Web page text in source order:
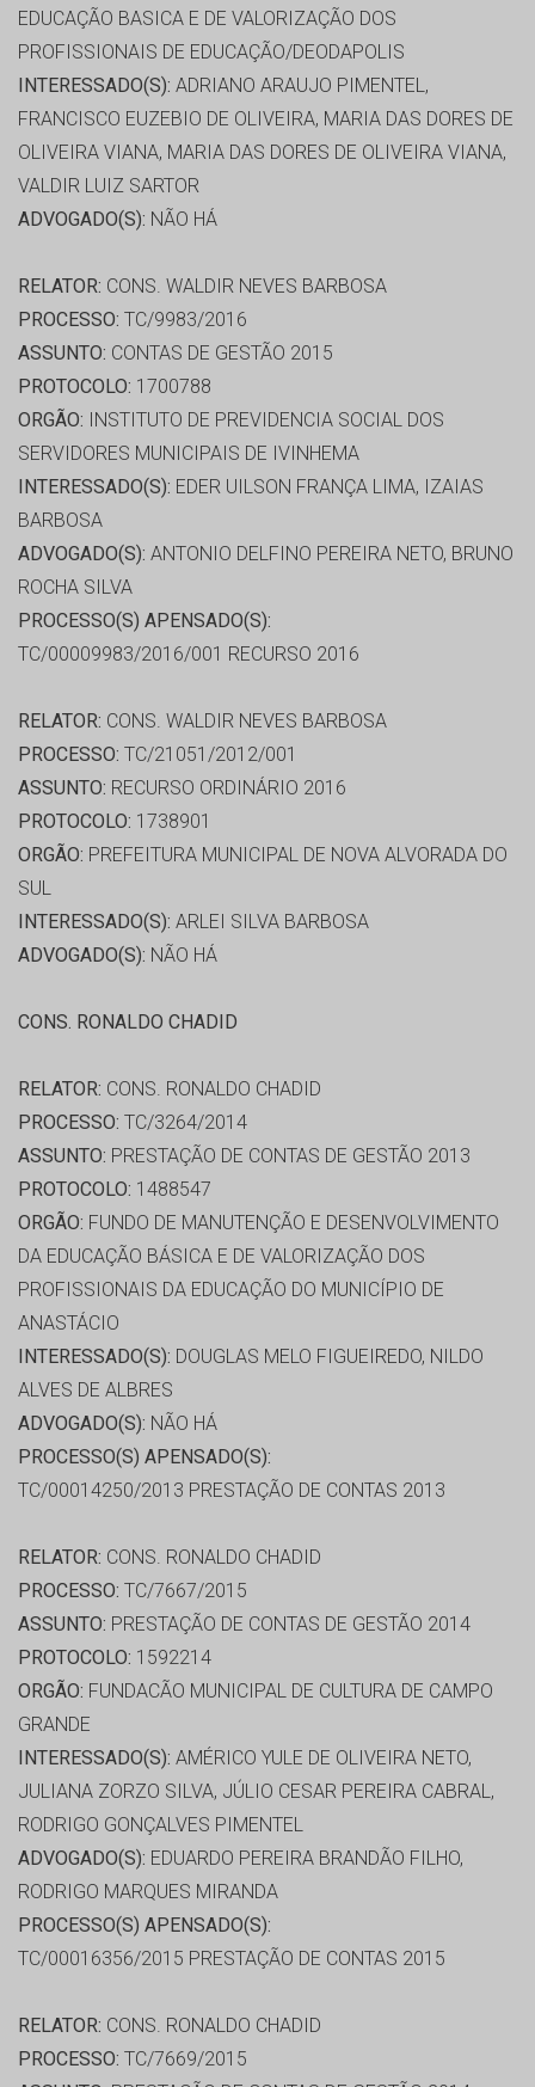
EDUCAÇÃO BASICA E DE VALORIZAÇÃO DOS
PROFISSIONAIS DE EDUCAÇÃO/DEODAPOLIS
INTERESSADO(S): ADRIANO ARAUJO PIMENTEL,
FRANCISCO EUZEBIO DE OLIVEIRA, MARIA DAS DORES DE
OLIVEIRA VIANA, MARIA DAS DORES DE OLIVEIRA VIANA,
VALDIR LUIZ SARTOR
ADVOGADO(S): NÃO HÁ
RELATOR: CONS. WALDIR NEVES BARBOSA
PROCESSO: TC/9983/2016
ASSUNTO: CONTAS DE GESTÃO 2015
PROTOCOLO: 1700788
ORGÃO: INSTITUTO DE PREVIDENCIA SOCIAL DOS
SERVIDORES MUNICIPAIS DE IVINHEMA
INTERESSADO(S): EDER UILSON FRANÇA LIMA, IZAIAS
BARBOSA
ADVOGADO(S): ANTONIO DELFINO PEREIRA NETO, BRUNO
ROCHA SILVA
PROCESSO(S) APENSADO(S):
TC/00009983/2016/001 RECURSO 2016
RELATOR: CONS. WALDIR NEVES BARBOSA
PROCESSO: TC/21051/2012/001
ASSUNTO: RECURSO ORDINÁRIO 2016
PROTOCOLO: 1738901
ORGÃO: PREFEITURA MUNICIPAL DE NOVA ALVORADA DO
SUL
INTERESSADO(S): ARLEI SILVA BARBOSA
ADVOGADO(S): NÃO HÁ
CONS. RONALDO CHADID
RELATOR: CONS. RONALDO CHADID
PROCESSO: TC/3264/2014
ASSUNTO: PRESTAÇÃO DE CONTAS DE GESTÃO 2013
PROTOCOLO: 1488547
ORGÃO: FUNDO DE MANUTENÇÃO E DESENVOLVIMENTO
DA EDUCAÇÃO BÁSICA E DE VALORIZAÇÃO DOS
PROFISSIONAIS DA EDUCAÇÃO DO MUNICÍPIO DE
ANASTÁCIO
INTERESSADO(S): DOUGLAS MELO FIGUEIREDO, NILDO
ALVES DE ALBRES
ADVOGADO(S): NÃO HÁ
PROCESSO(S) APENSADO(S):
TC/00014250/2013 PRESTAÇÃO DE CONTAS 2013
RELATOR: CONS. RONALDO CHADID
PROCESSO: TC/7667/2015
ASSUNTO: PRESTAÇÃO DE CONTAS DE GESTÃO 2014
PROTOCOLO: 1592214
ORGÃO: FUNDACÃO MUNICIPAL DE CULTURA DE CAMPO
GRANDE
INTERESSADO(S): AMÉRICO YULE DE OLIVEIRA NETO,
JULIANA ZORZO SILVA, JÚLIO CESAR PEREIRA CABRAL,
RODRIGO GONÇALVES PIMENTEL
ADVOGADO(S): EDUARDO PEREIRA BRANDÃO FILHO,
RODRIGO MARQUES MIRANDA
PROCESSO(S) APENSADO(S):
TC/00016356/2015 PRESTAÇÃO DE CONTAS 2015
RELATOR: CONS. RONALDO CHADID
PROCESSO: TC/7669/2015